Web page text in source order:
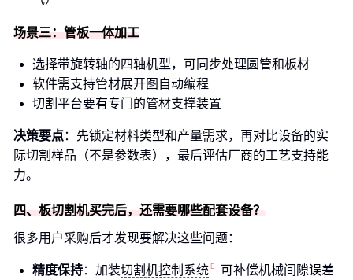
场景三：管板一体加工
选择带旋转轴的四轴机型，可同步处理圆管和板材
软件需支持管材展开图自动编程
切割平台要有专门的管材支撑装置
决策要点：先锁定材料类型和产量需求，再对比设备的实
际切割样品（不是参数表），最后评估厂商的工艺支持能
力。
四、板切割机买完后，还需要哪些配套设备？
很多用户采购后才发现要解决这些问题：
精度保持：加装切割机控制系统
可补偿机械间隙误差